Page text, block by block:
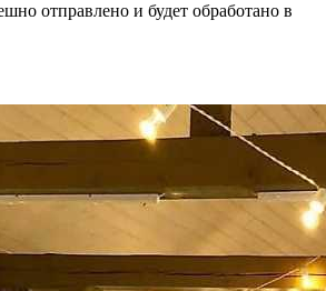
отправлено и будет обработано в